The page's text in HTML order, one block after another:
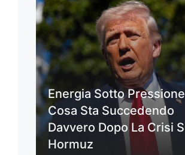
Energia Sotto
Cosa Sta Succedendo
Davvero Dopo La Crisi
Hormuz